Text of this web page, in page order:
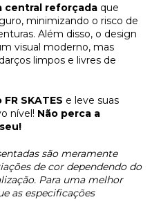
central reforçada que
minimizando o risco de
Além disso, o design
visual moderno, mas
limpos e livres de
SKATES e leve suas
nível! Não perca a
são meramente
de cor dependendo do
Para uma melhor
as especificações